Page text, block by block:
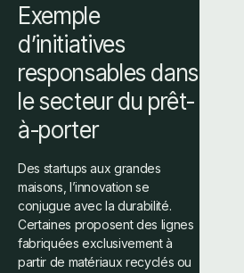
Exemple
d’initiatives
responsables dans
le secteur du prêt-
à-porter
Des startups aux grandes
maisons, l’innovation se
conjugue avec la durabilité.
Certaines proposent des lignes
fabriquées exclusivement à
partir de matériaux recyclés ou